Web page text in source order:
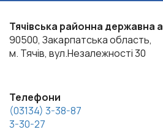
Тячівська районна державна
90500, Закарпатська область,
м. Тячів, вул.Незалежності 30
Телефони
(03134) 3-38-87
3-30-27